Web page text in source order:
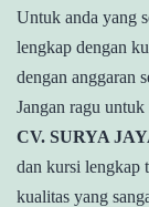
Untuk anda yang
lengkap dengan
dengan anggaran
Jangan ragu
CV. SURYA
dan kursi lengkap
kualitas yang